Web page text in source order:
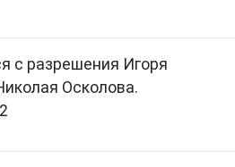
с разрешения Игоря
Осколова.